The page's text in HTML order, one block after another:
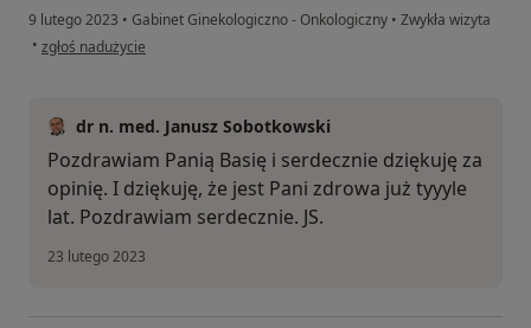
9 lutego 2023 • Gabinet Ginekologiczno - Onkologiczny • Zwykła wizyta
• w opinii użytkownika Barbara lagwa
zgłoś nadużycie
dr n. med. Janusz Sobotkowski
Pozdrawiam Panią Basię i serdecznie dziękuję za
opinię. I dziękuję, że jest Pani zdrowa już tyyyle
lat. Pozdrawiam serdecznie. JS.
23 lutego 2023